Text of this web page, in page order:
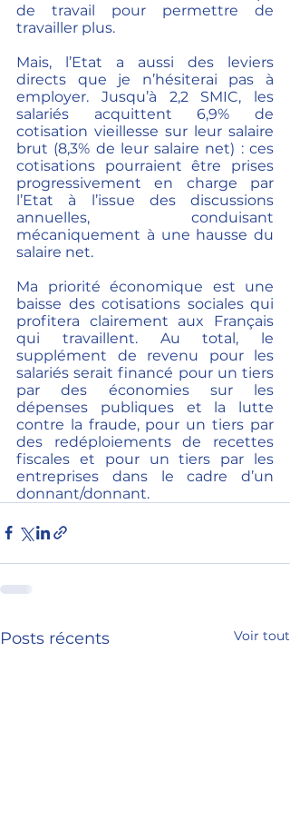
de travail pour permettre de
travailler plus.
Mais, l’Etat a aussi des leviers
directs que je n’hésiterai pas à
employer. Jusqu’à 2,2 SMIC, les
salariés acquittent 6,9% de
cotisation vieillesse sur leur salaire
brut (8,3% de leur salaire net) : ces
cotisations pourraient être prises
progressivement en charge par
l’Etat à l’issue des discussions
annuelles, conduisant
mécaniquement à une hausse du
salaire net.
Ma priorité économique est une
baisse des cotisations sociales qui
profitera clairement aux Français
qui travaillent. Au total, le
supplément de revenu pour les
salariés serait financé pour un tiers
par des économies sur les
dépenses publiques et la lutte
contre la fraude, pour un tiers par
des redéploiements de recettes
fiscales et pour un tiers par les
entreprises dans le cadre d’un
donnant/donnant.
Posts récents Voir tout